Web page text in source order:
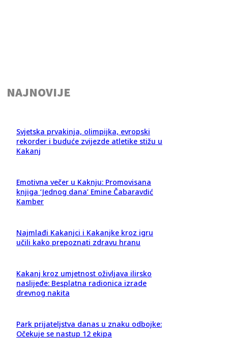
NAJNOVIJE
Svjetska prvakinja, olimpijka, evropski
rekorder i buduće zvijezde atletike stižu u
Kakanj
Emotivna večer u Kaknju: Promovisana
knjiga ‘Jednog dana’ Emine Čabaravdić
Kamber
Najmlađi Kakanjci i Kakanjke kroz igru
učili kako prepoznati zdravu hranu
Kakanj kroz umjetnost oživljava ilirsko
naslijeđe: Besplatna radionica izrade
drevnog nakita
Park prijateljstva danas u znaku odbojke:
Očekuje se nastup 12 ekipa